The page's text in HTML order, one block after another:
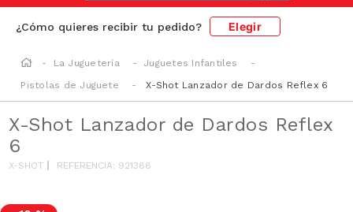
¿Cómo quieres recibir tu pedido? Elegir
La Juguetería
Juguetes Infantiles
Pistolas de Juguete
X-Shot Lanzador de Dardos Reflex 6
X-Shot Lanzador de Dardos Reflex
6
X-SHOT REFERENCIA: 921388